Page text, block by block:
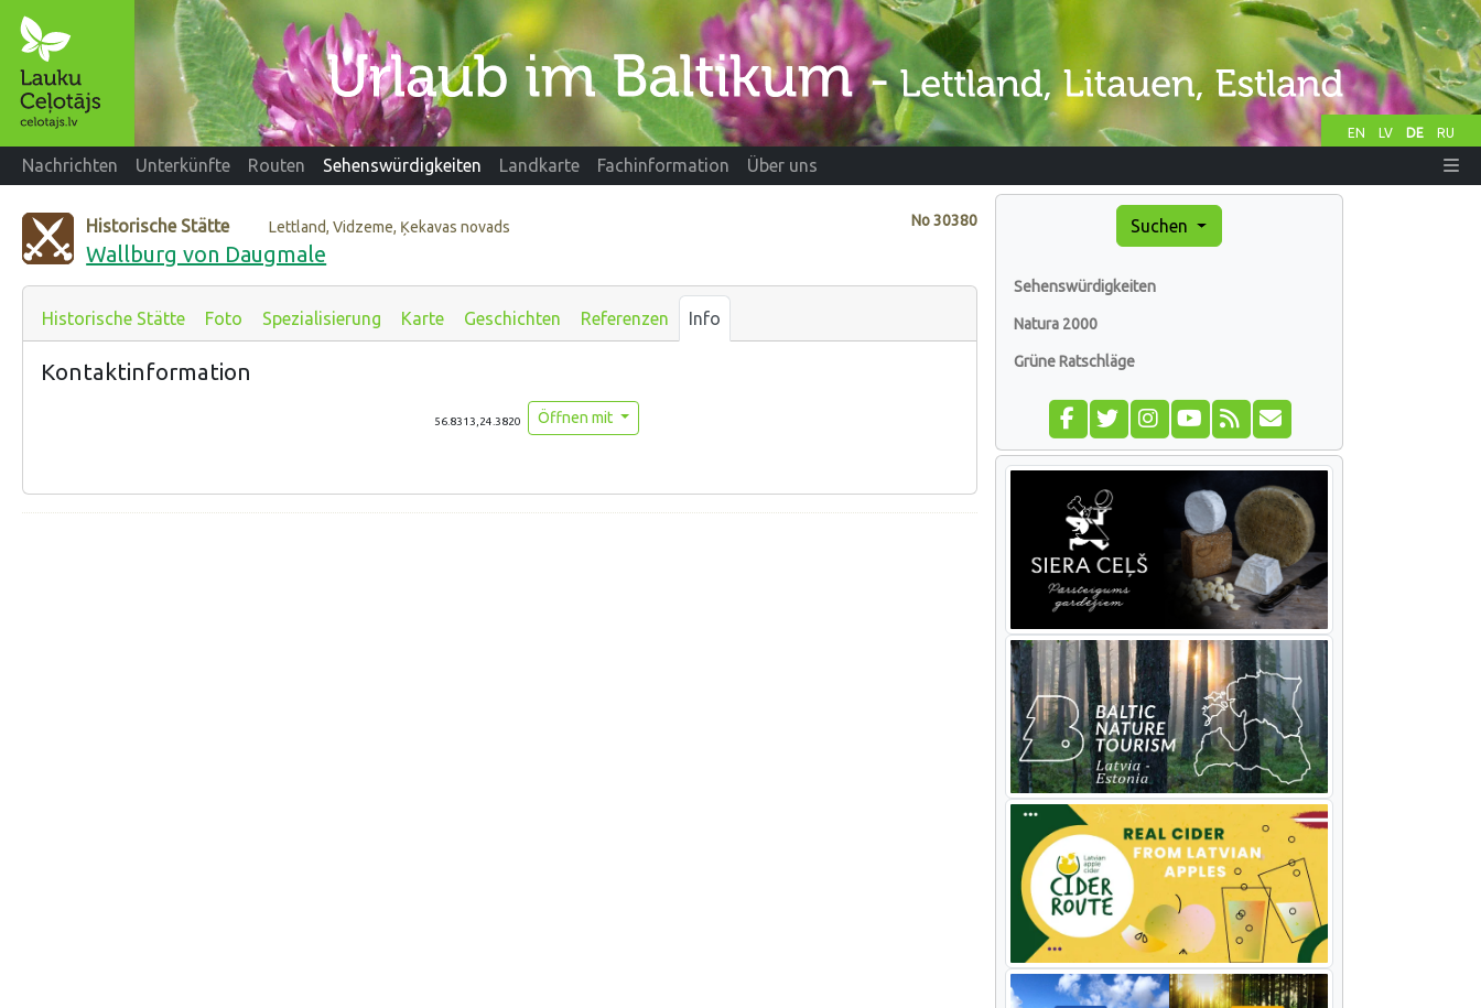
EN LV DE RU
Nachrichten Unterkünfte Routen Sehenswürdigkeiten Landkarte Fachinformation Über uns
No30380
Historische Stätte Lettland, Vidzeme, Ķekavas novads
Wallburg von Daugmale
Historische Stätte Foto Spezialisierung Karte Geschichten Referenzen Info
Kontaktinformation
56.8313,24.3820 Öffnen mit
Suchen
Sehenswürdigkeiten
Natura 2000
Grüne Ratschläge